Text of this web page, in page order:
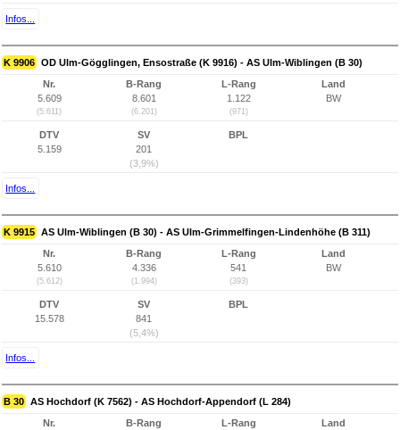
Infos...
K 9906 OD Ulm-Gögglingen, Ensostraße (K 9916) - AS Ulm-Wiblingen (B 30)
Nr.
5.609
(5.611)
B-Rang
8.601
(6.201)
L-Rang
1.122
(971)
Land
BW
DTV
5.159
SV
201
(3,9%)
BPL
Infos...
K 9915 AS Ulm-Wiblingen (B 30) - AS Ulm-Grimmelfingen-Lindenhöhe (B 311)
Nr.
5.610
(5.612)
B-Rang
4.336
(1.994)
L-Rang
541
(393)
Land
BW
DTV
15.578
SV
841
(5,4%)
BPL
Infos...
B 30 AS Hochdorf (K 7562) - AS Hochdorf-Appendorf (L 284)
Nr. B-Rang L-Rang Land